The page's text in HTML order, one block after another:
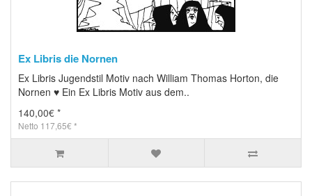
Ex Libris die Nornen
Ex Libris Jugendstil Motiv nach William Thomas Horton, die
Nornen ♥ Ein Ex Libris Motiv aus dem..
140,00€ *
Netto 117,65€ *